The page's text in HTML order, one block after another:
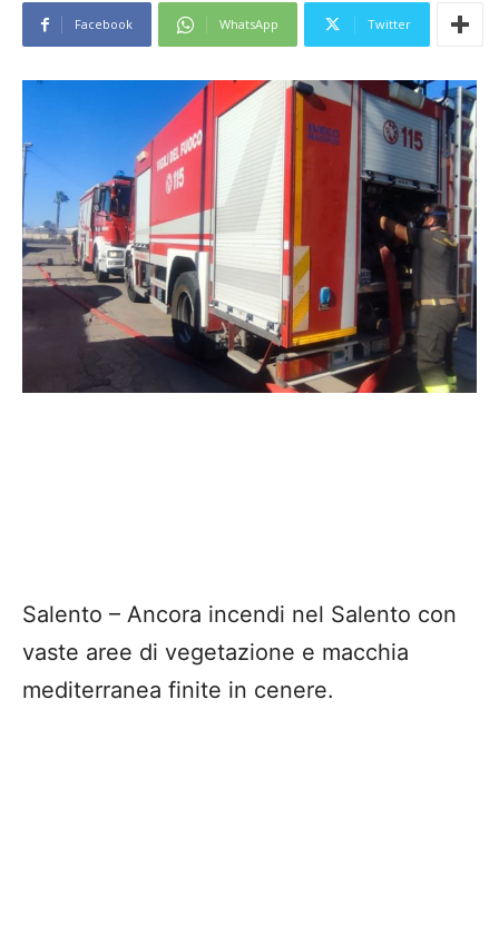
Facebook WhatsApp Twitter
Salento – Ancora incendi nel Salento con
vaste aree di vegetazione e macchia
mediterranea finite in cenere.